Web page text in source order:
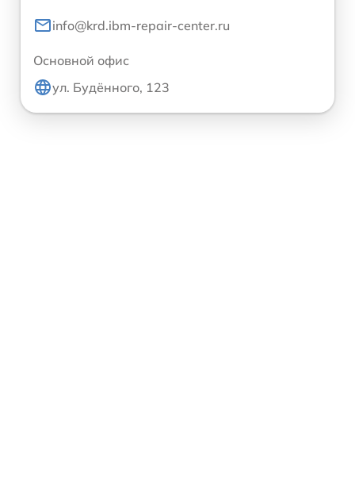
info@krd.ibm-repair-center.ru
Основной офис
ул. Будённого, 123